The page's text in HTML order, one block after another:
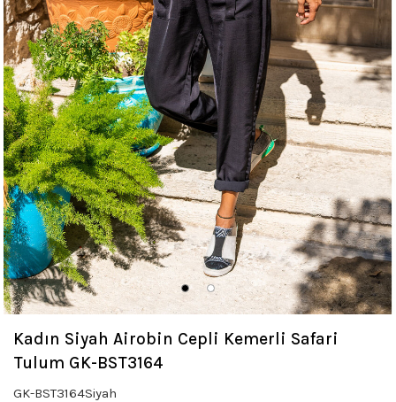
Kadın Siyah Airobin Cepli Kemerli Safari
Tulum GK-BST3164
GK-BST3164Siyah